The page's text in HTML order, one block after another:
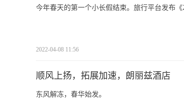
今年春天的第一个小长假结束。旅行平台发布
2022-04-08 11:56
顺风上扬，拓展加速，朗丽兹酒店
东风解冻，春华始发。